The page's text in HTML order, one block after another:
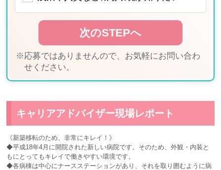
※応募ではありませんので、お気軽にお問い合わ
せください。
キャリアアドバイザー現場レポート
《新築移転のため、非常にキレイ！》
◆平成18年4月に開院された新しい病院です。そのため、外観・内装と
もにとってもキレイで働きやすい環境です。
◆各病棟は中心にナースステーションがあり、それを取り囲むように病